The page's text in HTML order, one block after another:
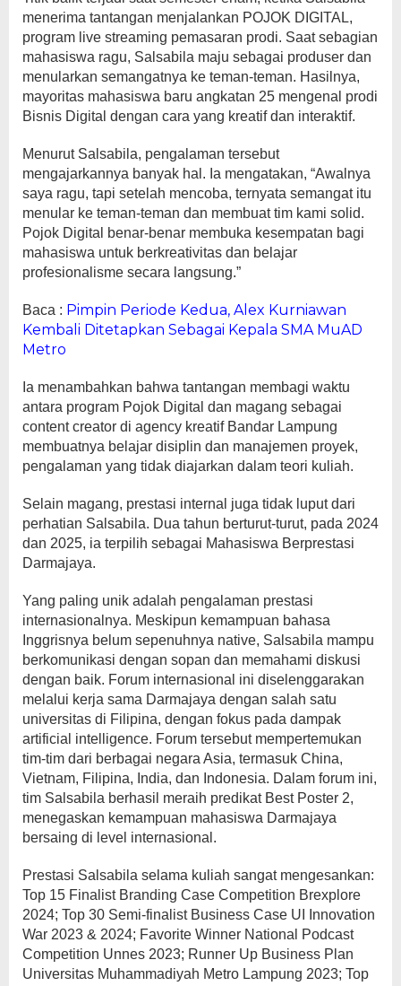
menerima tantangan menjalankan POJOK DIGITAL,
program live streaming pemasaran prodi. Saat sebagian
mahasiswa ragu, Salsabila maju sebagai produser dan
menularkan semangatnya ke teman-teman. Hasilnya,
mayoritas mahasiswa baru angkatan 25 mengenal prodi
Bisnis Digital dengan cara yang kreatif dan interaktif.
Menurut Salsabila, pengalaman tersebut
mengajarkannya banyak hal. Ia mengatakan, “Awalnya
saya ragu, tapi setelah mencoba, ternyata semangat itu
menular ke teman-teman dan membuat tim kami solid.
Pojok Digital benar-benar membuka kesempatan bagi
mahasiswa untuk berkreativitas dan belajar
profesionalisme secara langsung.”
Baca : Pimpin Periode Kedua, Alex Kurniawan
Kembali Ditetapkan Sebagai Kepala SMA MuAD
Metro
Ia menambahkan bahwa tantangan membagi waktu
antara program Pojok Digital dan magang sebagai
content creator di agency kreatif Bandar Lampung
membuatnya belajar disiplin dan manajemen proyek,
pengalaman yang tidak diajarkan dalam teori kuliah.
Selain magang, prestasi internal juga tidak luput dari
perhatian Salsabila. Dua tahun berturut-turut, pada 2024
dan 2025, ia terpilih sebagai Mahasiswa Berprestasi
Darmajaya.
Yang paling unik adalah pengalaman prestasi
internasionalnya. Meskipun kemampuan bahasa
Inggrisnya belum sepenuhnya native, Salsabila mampu
berkomunikasi dengan sopan dan memahami diskusi
dengan baik. Forum internasional ini diselenggarakan
melalui kerja sama Darmajaya dengan salah satu
universitas di Filipina, dengan fokus pada dampak
artificial intelligence. Forum tersebut mempertemukan
tim-tim dari berbagai negara Asia, termasuk China,
Vietnam, Filipina, India, dan Indonesia. Dalam forum ini,
tim Salsabila berhasil meraih predikat Best Poster 2,
menegaskan kemampuan mahasiswa Darmajaya
bersaing di level internasional.
Prestasi Salsabila selama kuliah sangat mengesankan:
Top 15 Finalist Branding Case Competition Brexplore
2024; Top 30 Semi-finalist Business Case UI Innovation
War 2023 & 2024; Favorite Winner National Podcast
Competition Unnes 2023; Runner Up Business Plan
Universitas Muhammadiyah Metro Lampung 2023; Top